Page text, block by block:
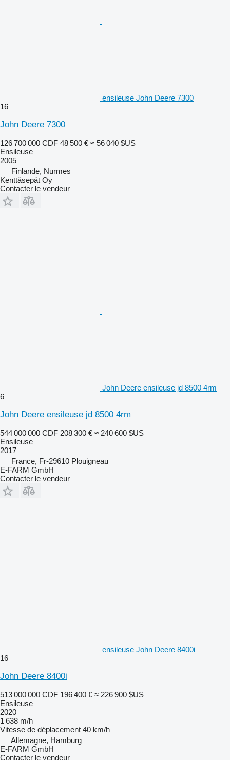
ensileuse John Deere 7300
16
John Deere 7300
126 700 000 CDF 48 500 € ≈ 56 040 $US
Ensileuse
2005
Finlande, Nurmes
Kenttäsepät Oy
Contacter le vendeur
John Deere ensileuse jd 8500 4rm
6
John Deere ensileuse jd 8500 4rm
544 000 000 CDF 208 300 € ≈ 240 600 $US
Ensileuse
2017
France, Fr-29610 Plouigneau
E-FARM GmbH
Contacter le vendeur
ensileuse John Deere 8400i
16
John Deere 8400i
513 000 000 CDF 196 400 € ≈ 226 900 $US
Ensileuse
2020
1 638 m/h
Vitesse de déplacement 40 km/h
Allemagne, Hamburg
E-FARM GmbH
Contacter le vendeur